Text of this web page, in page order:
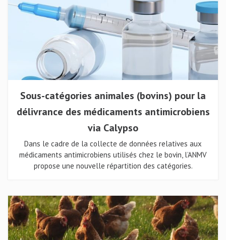
Sous-catégories animales (bovins) pour la
délivrance des médicaments antimicrobiens
via Calypso
Dans le cadre de la collecte de données relatives aux
médicaments antimicrobiens utilisés chez le bovin, l’ANMV
propose une nouvelle répartition des catégories.